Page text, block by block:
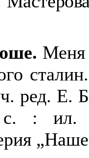
Меня
ред. Е.
: ил. –